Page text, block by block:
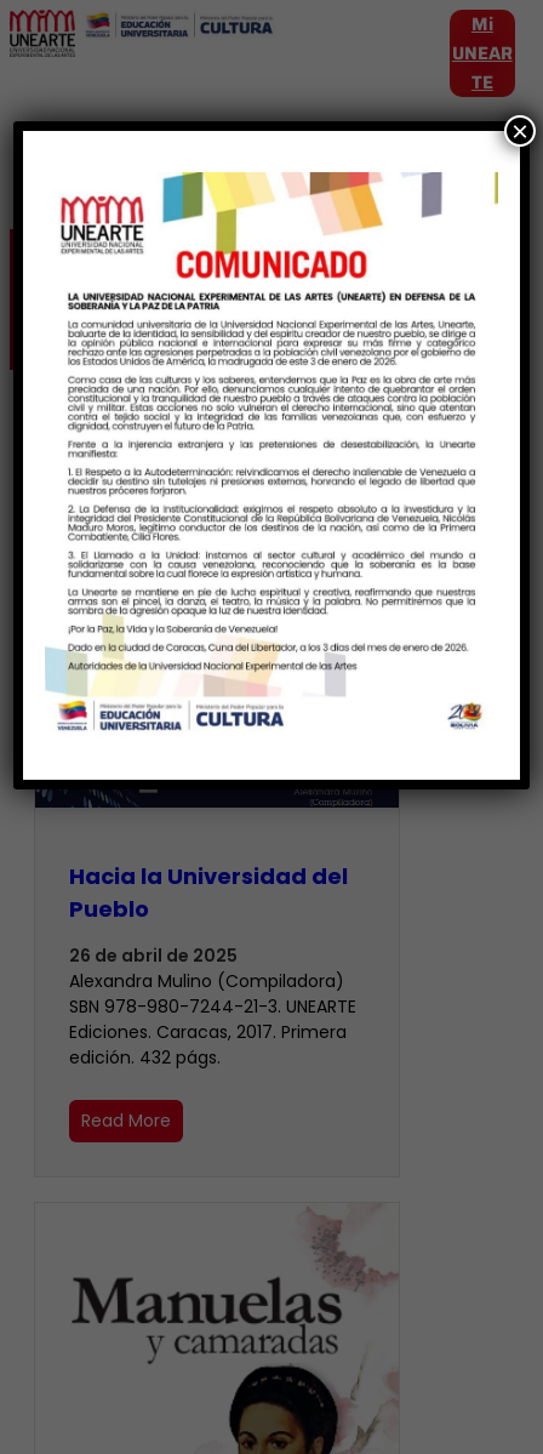
Mi
UNEAR
TE
Etiqueta:ArteyCiencia
Hacia la Universidad del
Pueblo
26 de abril de 2025
Alexandra Mulino (Compiladora)
SBN 978-980-7244-21-3. UNEARTE
Ediciones. Caracas, 2017. Primera
edición. 432 págs.
Read More
×